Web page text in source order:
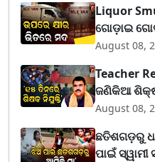
Liquor
ଗୋଡ଼ାଇ
August 08,
Teacher
ଜଣିକିଆ
August 08,
ଛତିଶଗଡ଼ରୁ
ପାଇଁ ସ୍ୱାମୀ